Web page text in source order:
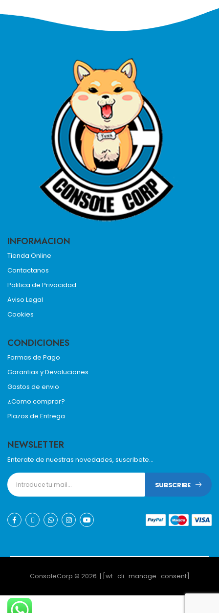
INFORMACION
Tienda Online
Contactanos
Politica de Privacidad
Aviso Legal
Cookies
CONDICIONES
Formas de Pago
Garantias y Devoluciones
Gastos de envio
¿Como comprar?
Plazos de Entrega
NEWSLETTER
Enterate de nuestras novedades, suscribete...
SUBSCRIBE
ConsoleCorp © 2026. | [wt_cli_manage_consent]